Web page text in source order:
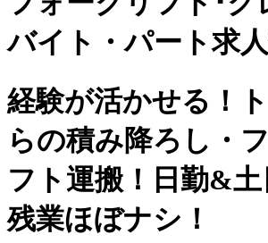
バイト・パート求
経験が活かせる！
らの積み降ろし・
フト運搬！日勤&
残業ほぼナシ！